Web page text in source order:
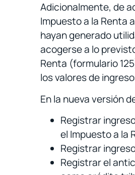
Adicionalmente, de
Impuesto a la Renta
hayan generado
acogerse a lo
Renta (formulario
los valores de
En la nueva versión
Registrar
el Impuesto a la
Registrar
Registrar el